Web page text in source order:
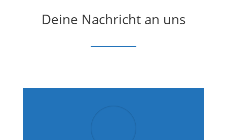
Deine Nachricht an uns